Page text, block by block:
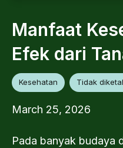
Manfaat
Efek dari
Kesehatan Tidak
March 25, 2026
Pada banyak budaya